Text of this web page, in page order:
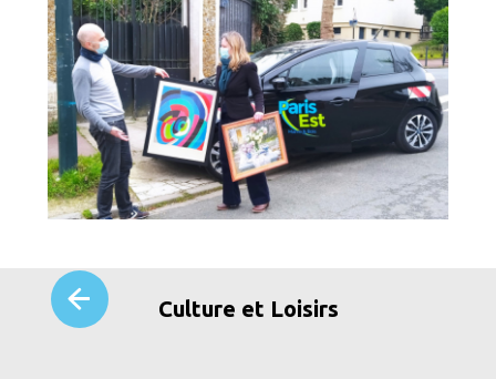
Culture et Loisirs